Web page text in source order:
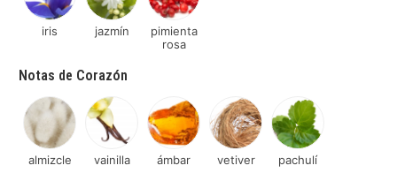
iris jazmín
pimienta
rosa
Notas de Corazón
almizcle vainilla ámbar vetiver pachulí